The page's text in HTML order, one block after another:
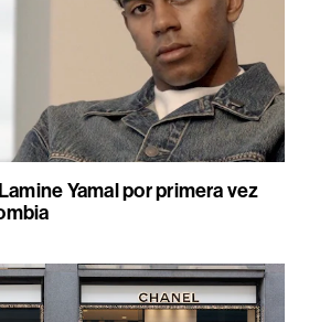
Yamal por primera vez